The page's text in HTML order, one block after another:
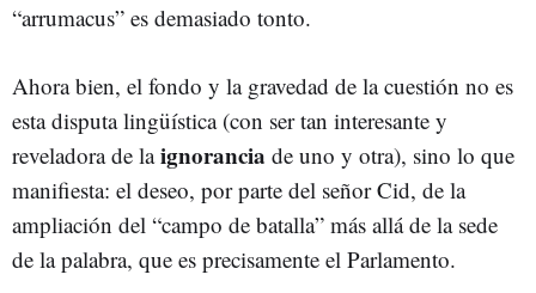
“arrumacus” es demasiado tonto.
Ahora bien, el fondo y la gravedad de la cuestión no es
esta disputa lingüística (con ser tan interesante y
reveladora de laignorancia de uno y otra), sino lo que
manifiesta: el deseo, por parte del señor Cid, de la
ampliación del “campo de batalla” más allá de la sede
de la palabra, que es precisamente el Parlamento.